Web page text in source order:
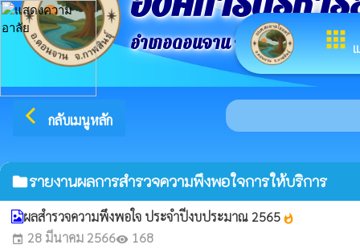
apps
อำเภอดอนจาน จังหวัดกาฬสินธ์ุ
arrow_back_ios กลับเมนูหลัก
folderรายงานผลการสำรวจความพึงพอใจการให้บริการ
ผลสำรวจความพึงพอใจ ประจำปีงบประมาณ 2565 whatshot
event 28 มีนาคม 2566visibility 168